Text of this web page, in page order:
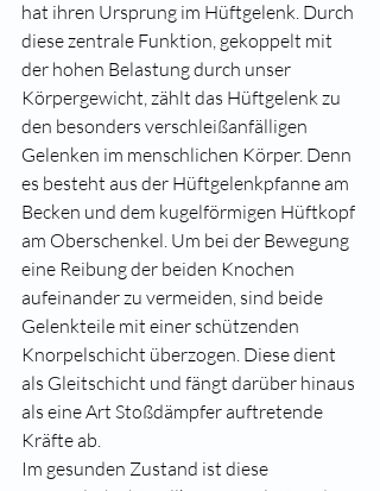
hat ihren Ursprung im Hüftgelenk. Durch
diese zentrale Funktion, gekoppelt mit
der hohen Belastung durch unser
Körpergewicht, zählt das Hüftgelenk zu
den besonders verschleißanfälligen
Gelenken im menschlichen Körper. Denn
es besteht aus der Hüftgelenkpfanne am
Becken und dem kugelförmigen Hüftkopf
am Oberschenkel. Um bei der Bewegung
eine Reibung der beiden Knochen
aufeinander zu vermeiden, sind beide
Gelenkteile mit einer schützenden
Knorpelschicht überzogen. Diese dient
als Gleitschicht und fängt darüber hinaus
als eine Art Stoßdämpfer auftretende
Kräfte ab.
Im gesunden Zustand ist diese